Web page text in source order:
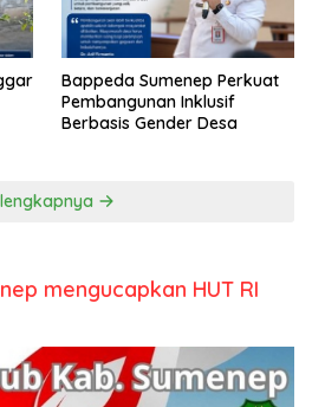
Bappeda Sumenep Perkuat
Pembangunan Inklusif
Berbasis Gender Desa
mengucapkan HUT RI